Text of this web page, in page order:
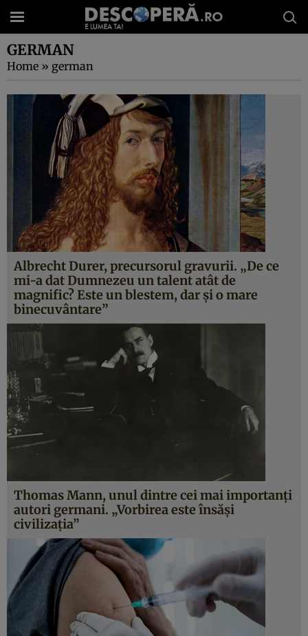
GERMAN
Home » german
Albrecht Durer, precursorul gravurii. „De ce
mi-a dat Dumnezeu un talent atât de
magnific? Este un blestem, dar și o mare
binecuvântare”
Thomas Mann, unul dintre cei mai importanți
autori germani. „Vorbirea este însăși
civilizația”